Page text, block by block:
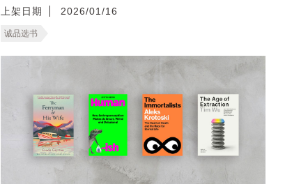
上架日期 2026/01/16
诚品选书